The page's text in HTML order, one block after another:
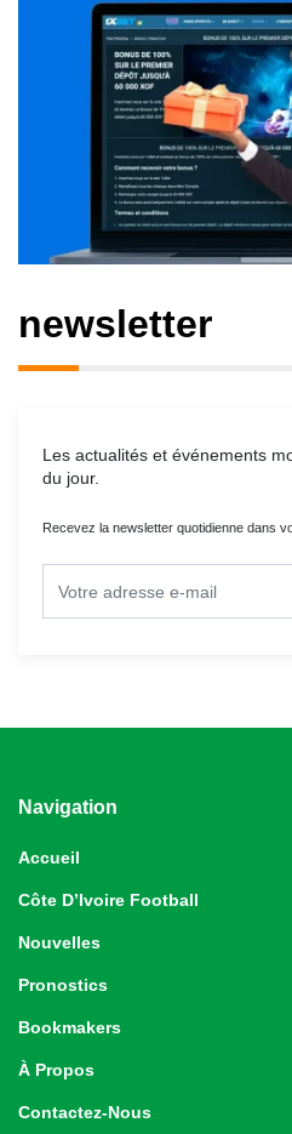
newsletter
Les actualités et événements
du jour.
Recevez la newsletter quotidienne dans
Navigation
Accueil
Côte D’Ivoire Football
Nouvelles
Pronostics
Bookmakers
À Propos
Contactez-Nous